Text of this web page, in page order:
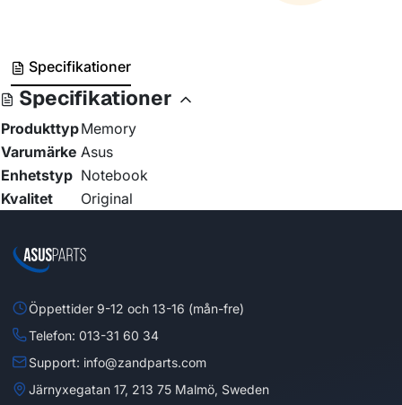
Specifikationer
Specifikationer
ProdukttypMemory
Varumärke Asus
Enhetstyp Notebook
Kvalitet
Original
Öppettider 9-12 och 13-16 (mån-fre)
Telefon: 013-31 60 34
Support: info@zandparts.com
Järnyxegatan 17, 213 75 Malmö, Sweden